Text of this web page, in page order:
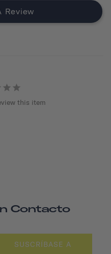
Review
this item
Contacto
SUSCRÍBASE A